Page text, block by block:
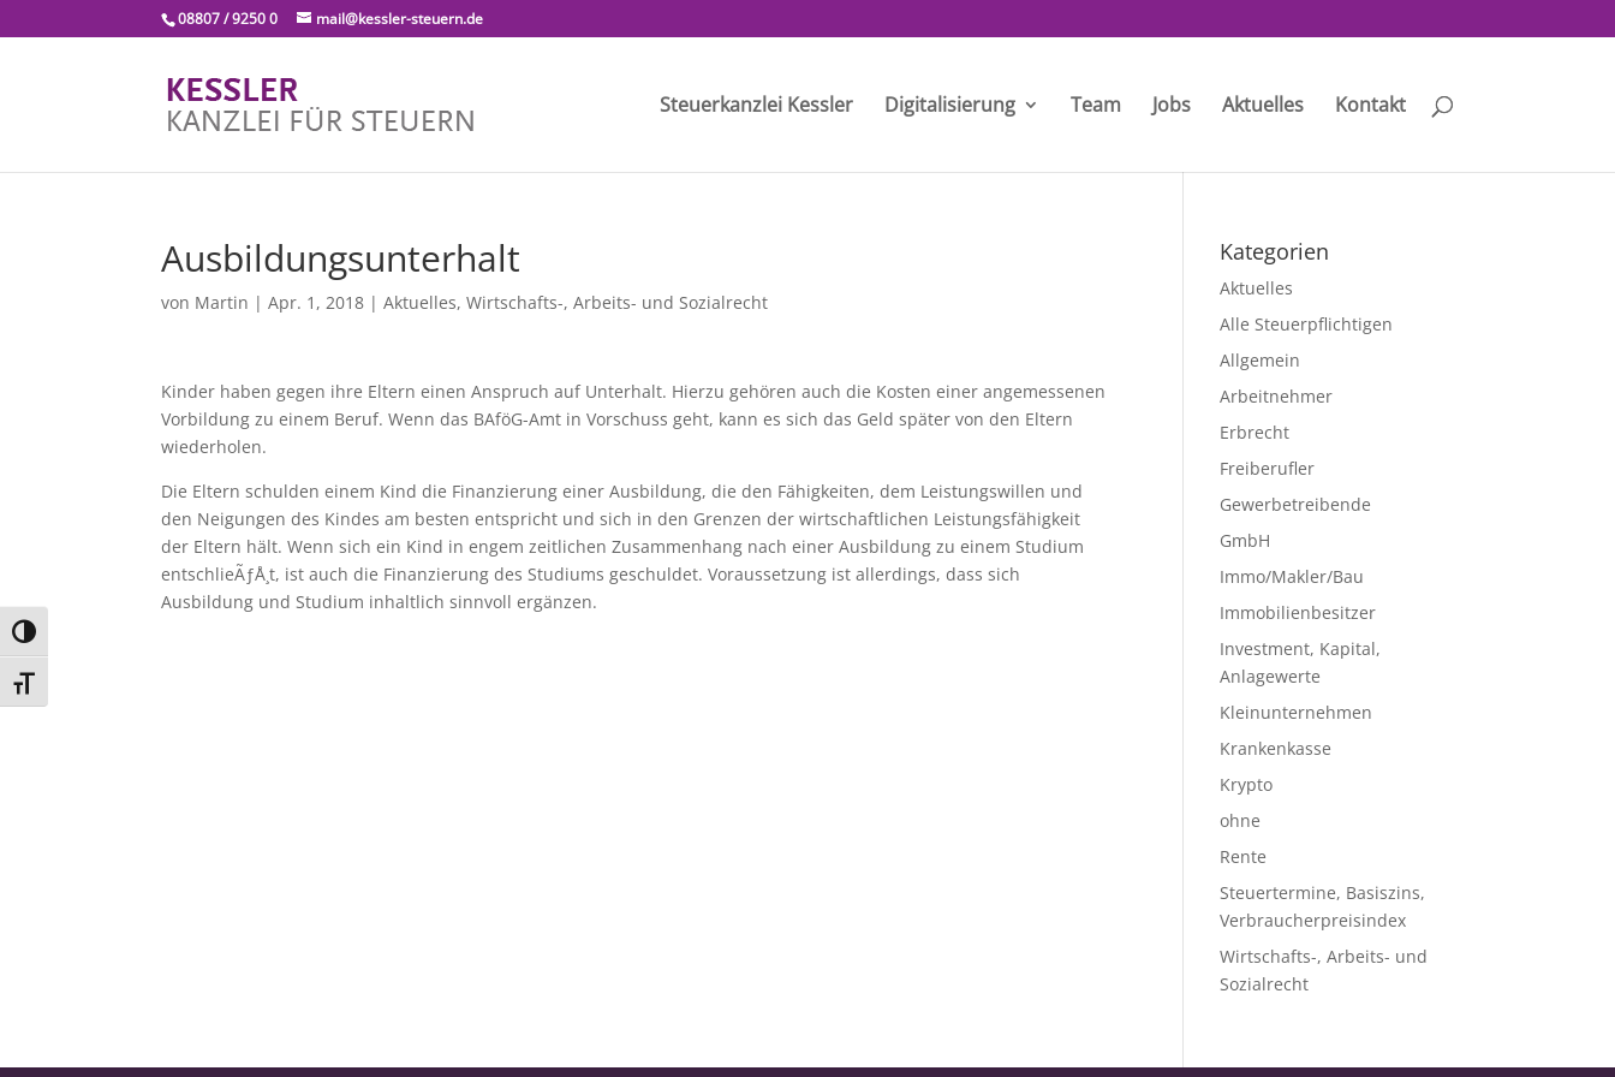
Umschalten auf hohe Kontraste
Schrift vergrößern
08807 / 9250 0 mail@kessler-steuern.de
Steuerkanzlei Kessler Digitalisierung Team Jobs Aktuelles Kontakt
Ausbildungsunterhalt
von Martin |Apr. 1, 2018 |Aktuelles,Wirtschafts-, Arbeits- und Sozialrecht
Kinder haben gegen ihre Eltern einen Anspruch auf Unterhalt. Hierzu gehören auch die Kosten einer angemessenen
Vorbildung zu einem Beruf. Wenn das BAföG-Amt in Vorschuss geht, kann es sich das Geld später von den Eltern
wiederholen.
Die Eltern schulden einem Kind die Finanzierung einer Ausbildung, die den Fähigkeiten, dem Leistungswillen und
den Neigungen des Kindes am besten entspricht und sich in den Grenzen der wirtschaftlichen Leistungsfähigkeit
der Eltern hält. Wenn sich ein Kind in engem zeitlichen Zusammenhang nach einer Ausbildung zu einem Studium
entschlieÃƒÅ¸t, ist auch die Finanzierung des Studiums geschuldet. Voraussetzung ist allerdings, dass sich
Ausbildung und Studium inhaltlich sinnvoll ergänzen.
Kategorien
Aktuelles
Alle Steuerpflichtigen
Allgemein
Arbeitnehmer
Erbrecht
Freiberufler
Gewerbetreibende
GmbH
Immo/Makler/Bau
Immobilienbesitzer
Investment, Kapital,
Anlagewerte
Kleinunternehmen
Krankenkasse
Krypto
ohne
Rente
Steuertermine, Basiszins,
Verbraucherpreisindex
Wirtschafts-, Arbeits- und
Sozialrecht